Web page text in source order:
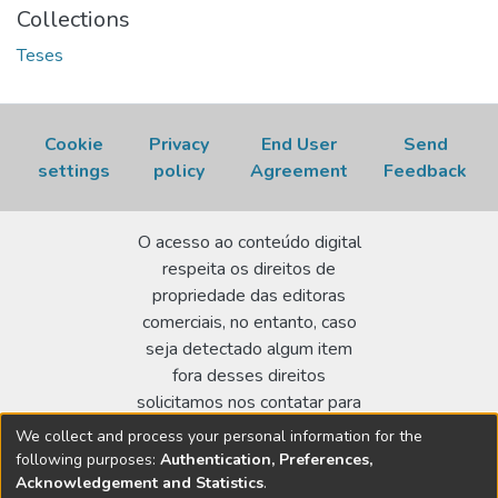
Collections
Teses
Cookie
settings
Privacy
policy
End User
Agreement
Send
Feedback
O acesso ao conteúdo digital
respeita os direitos de
propriedade das editoras
comerciais, no entanto, caso
seja detectado algum item
fora desses direitos
solicitamos nos contatar para
realizar a regularização.
Biblioteca Terezine Arantes Ferraz
We collect and process your personal information for the
following purposes: Authentication, Preferences,
Acknowledgement and Statistics.